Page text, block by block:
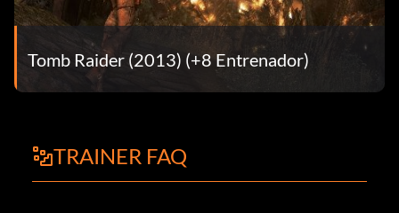
Tomb Raider (2013) (+8 Entrenador)
TRAINER FAQ